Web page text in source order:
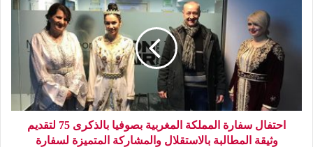
احتفال سفارة المملكة المغربية بصوفيا بالذكرى 75 لتقديم
وثيقة المطالبة بالاستقلال والمشاركة المتميزة لسفارة